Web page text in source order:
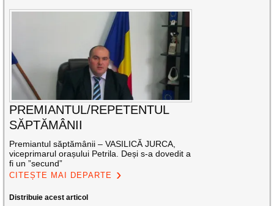
PREMIANTUL/REPETENTUL
SĂPTĂMÂNII
Premiantul săptămânii – VASILICĂ JURCA,
viceprimarul orașului Petrila. Deși s-a dovedit a
fi un ”secund”
CITEȘTE MAI DEPARTE
Distribuie acest articol